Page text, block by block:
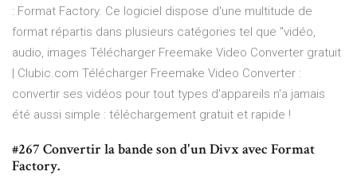
: Format Factory. Ce logiciel dispose d'une multitude de
format répartis dans plusieurs catégories tel que "vidéo,
audio, images Télécharger Freemake Video Converter gratuit
| Clubic.com Télécharger Freemake Video Converter :
convertir ses vidéos pour tout types d'appareils n'a jamais
été aussi simple : téléchargement gratuit et rapide !
#267 Convertir la bande son d'un Divx avec Format
Factory.